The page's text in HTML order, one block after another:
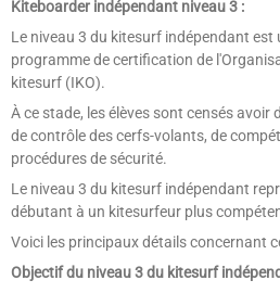
Kiteboarder indépendant niveau 3 :
Le niveau 3 du kitesurf indépendant
programme de certification de
kitesurf (IKO).
À ce stade, les élèves sont censés avoir
de contrôle des cerfs-volants, de
procédures de sécurité.
Le niveau 3 du kitesurf indépendant
débutant à un kitesurfeur plus
Voici les principaux détails concernant
Objectif du niveau 3 du kitesurf